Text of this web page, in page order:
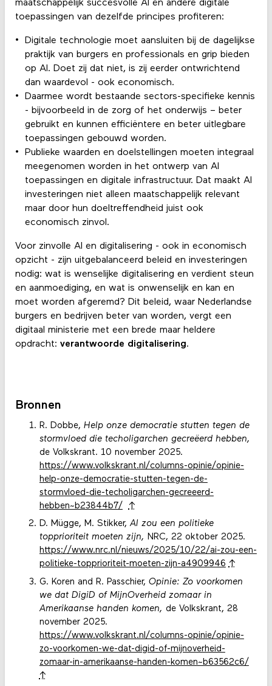
maatschappelijk succesvolle AI en andere digitale
toepassingen van dezelfde principes profiteren:
Digitale technologie moet aansluiten bij de dagelijkse
praktijk van burgers en professionals en grip bieden
op AI. Doet zij dat niet, is zij eerder ontwrichtend
dan waardevol - ook economisch.
Daarmee wordt bestaande sectors-specifieke kennis
- bijvoorbeeld in de zorg of het onderwijs – beter
gebruikt en kunnen efficiëntere en beter uitlegbare
toepassingen gebouwd worden.
Publieke waarden en doelstellingen moeten integraal
meegenomen worden in het ontwerp van AI
toepassingen en digitale infrastructuur. Dat maakt AI
investeringen niet alleen maatschappelijk relevant
maar door hun doeltreffendheid juist ook
economisch zinvol.
Voor zinvolle AI en digitalisering - ook in economisch
opzicht - zijn uitgebalanceerd beleid en investeringen
nodig: wat is wenselijke digitalisering en verdient steun
en aanmoediging, en wat is onwenselijk en kan en
moet worden afgeremd? Dit beleid, waar Nederlandse
burgers en bedrijven beter van worden, vergt een
digitaal ministerie met een brede maar heldere
opdracht: verantwoorde digitalisering.
Bronnen
R. Dobbe, Help onze democratie stutten tegen de
stormvloed die techoligarchen gecreëerd hebben,
de Volkskrant. 10 november 2025.
https://www.volkskrant.nl/columns-opinie/opinie-
help-onze-democratie-stutten-tegen-de-
stormvloed-die-techoligarchen-gecreeerd-
hebben~b23844b7/
↑
D. Mügge, M. Stikker,AI zou een politieke
topprioriteit moeten zijn, NRC, 22 oktober 2025.
https://www.nrc.nl/nieuws/2025/10/22/ai-zou-een-
politieke-topprioriteit-moeten-zijn-a4909946 ↑
G. Koren and R. Passchier, Opinie: Zo voorkomen
we dat DigiD of MijnOverheid zomaar in
Amerikaanse handen komen, de Volkskrant, 28
november 2025.
https://www.volkskrant.nl/columns-opinie/opinie-
zo-voorkomen-we-dat-digid-of-mijnoverheid-
zomaar-in-amerikaanse-handen-komen~b63562c6/
↑